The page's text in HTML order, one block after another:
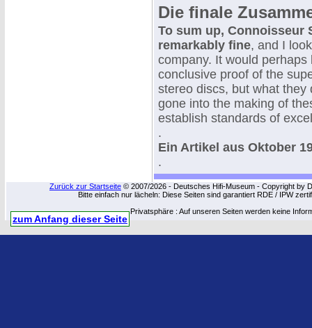
Die finale
To sum up, Connoisseur
remarkably fine, and I
company. It would
conclusive proof of the
stereo discs, but what
gone into the making of
establish standards of
.
Ein Artikel aus Oktober
.
Zurück zur Startseite © 2007/2026 - Deutsches Hifi-Museum - Copyright by
Bitte einfach nur lächeln: Diese Seiten sind garantiert RDE / IPW
Privatsphäre : Auf unseren Seiten werden keine
zum Anfang dieser Seite